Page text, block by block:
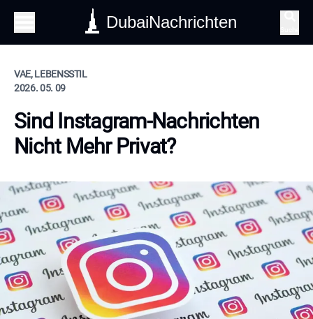
DubaiNachrichten
VAE, LEBENSSTIL
2026. 05. 09
Sind Instagram-Nachrichten
Nicht Mehr Privat?